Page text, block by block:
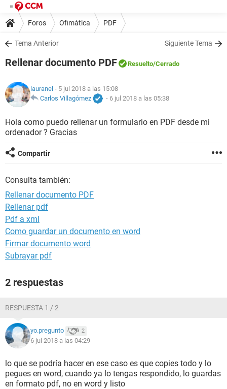
Foros Ofimática PDF
Tema Anterior Siguiente Tema
Rellenar documento PDF Resuelto/Cerrado
lauranel - 5 jul 2018 a las 15:08
Carlos Villagómez
- 6 jul 2018 a las 05:38
Hola como puedo rellenar un formulario en PDF desde mi
ordenador ? Gracias
Compartir
Consulta también:
Rellenar documento PDF
Rellenar pdf
Pdf a xml
Como guardar un documento en word
Firmar documento word
Subrayar pdf
2 respuestas
RESPUESTA 1 / 2
yo.pregunto 2
6 jul 2018 a las 04:29
lo que se podría hacer en ese caso es que copies todo y lo
pegues en word, cuando ya lo tengas respondido, lo guardas
en formato pdf, no en word y listo